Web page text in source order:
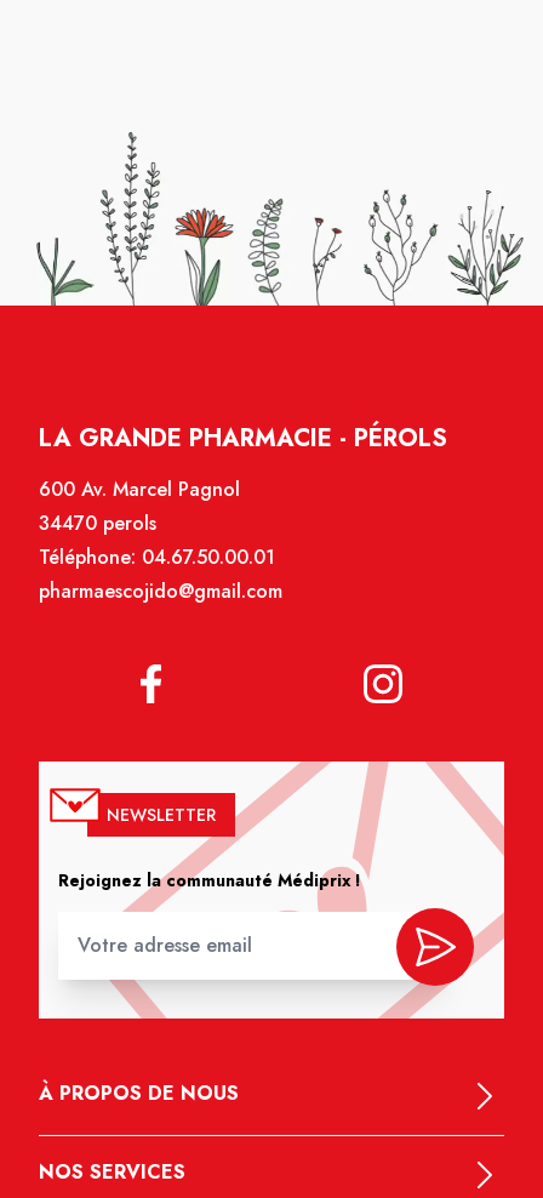
LA GRANDE PHARMACIE - PÉROLS
600 Av. Marcel Pagnol
34470 perols
Téléphone: 04.67.50.00.01
pharmaescojido@gmail.com
NEWSLETTER
Rejoignez la communauté Médiprix !
À PROPOS DE NOUS
NOS SERVICES